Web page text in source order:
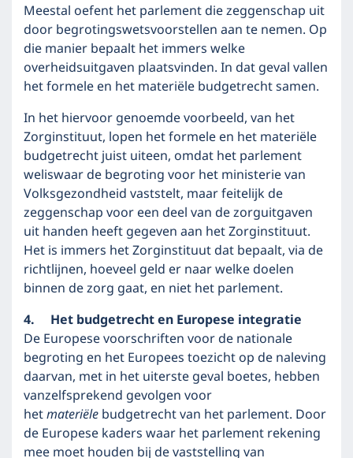
Meestal oefent het parlement die zeggenschap uit
door begrotingswetsvoorstellen aan te nemen. Op
die manier bepaalt het immers welke
overheidsuitgaven plaatsvinden. In dat geval vallen
het formele en het materiële budgetrecht samen.
In het hiervoor genoemde voorbeeld, van het
Zorginstituut, lopen het formele en het materiële
budgetrecht juist uiteen, omdat het parlement
weliswaar de begroting voor het ministerie van
Volksgezondheid vaststelt, maar feitelijk de
zeggenschap voor een deel van de zorguitgaven
uit handen heeft gegeven aan het Zorginstituut.
Het is immers het Zorginstituut dat bepaalt, via de
richtlijnen, hoeveel geld er naar welke doelen
binnen de zorg gaat, en niet het parlement.
4. Het budgetrecht en Europese integratie
De Europese voorschriften voor de nationale
begroting en het Europees toezicht op de naleving
daarvan, met in het uiterste geval boetes, hebben
vanzelfsprekend gevolgen voor
hetmateriëlebudgetrecht van het parlement. Door
de Europese kaders waar het parlement rekening
mee moet houden bij de vaststelling van